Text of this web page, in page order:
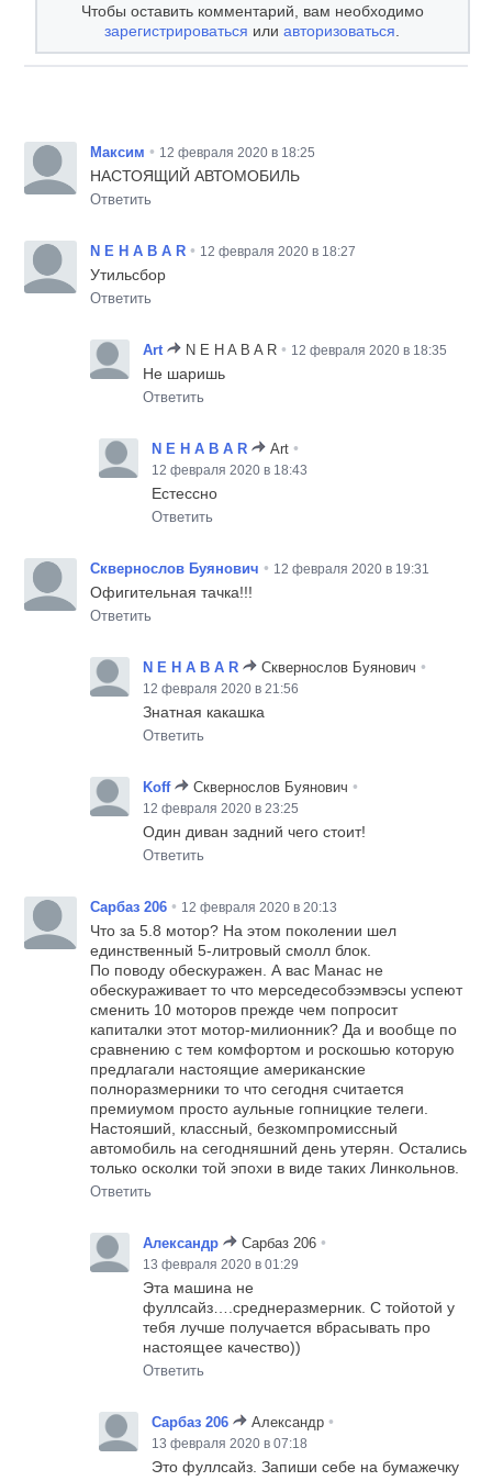
Чтобы оставить комментарий, вам необходимо
зарегистрироваться илиавторизоваться
Максим • 12 февраля 2020 в 18:25
НАСТОЯЩИЙ АВТОМОБИЛЬ
Ответить
N E H A B A R • 12 февраля 2020 в 18:27
Утильсбор
Ответить
Art N E H A B A R • 12 февраля 2020 в 18:35
Не шаришь
Ответить
N E H A B A R Art •
12 февраля 2020 в 18:43
Естессно
Ответить
Сквернослов Буянович • 12 февраля 2020 в 19:31
Офигительная тачка!!!
Ответить
N E H A B A R Сквернослов Буянович •
12 февраля 2020 в 21:56
Знатная какашка
Ответить
Koff Сквернослов Буянович •
12 февраля 2020 в 23:25
Один диван задний чего стоит!
Ответить
Сарбаз 206 • 12 февраля 2020 в 20:13
Что за 5.8 мотор? На этом поколении шел
единственный 5-литровый смолл блок.
По поводу обескуражен. А вас Манас не
обескураживает то что мерседесобээмвэсы успеют
сменить 10 моторов прежде чем попросит
капиталки этот мотор-милионник? Да и вообще по
сравнению с тем комфортом и роскошью которую
предлагали настоящие американские
полноразмерники то что сегодня считается
премиумом просто аульные гопницкие телеги.
Настояший, классный, безкомпромиссный
автомобиль на сегодняшний день утерян. Остались
только осколки той эпохи в виде таких Линкольнов.
Ответить
Александр Сарбаз 206 •
13 февраля 2020 в 01:29
Эта машина не
фуллсайз….среднеразмерник. С тойотой у
тебя лучше получается вбрасывать про
настоящее качество))
Ответить
Сарбаз 206 Александр •
13 февраля 2020 в 07:18
Это фуллсайз. Запиши себе на бумажечку